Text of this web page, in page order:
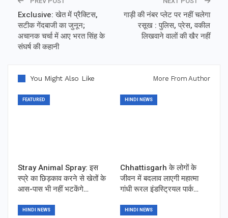
Exclusive: खेत में प्रैक्टिस,
सटीक गेंदबाजी का जुनून;
अचानक चर्चा में आए भरत सिंह के
संघर्ष की कहानी
गाड़ी की नंबर प्लेट पर नहीं चलेगा
रसूख : पुलिस, प्रेस, वकील
लिखवाने वालों की खैर नहीं
You Might Also Like More From Author
FEATURED
Stray Animal Spray: इस
स्प्रे का छिड़काव करने से खेतों के
आस-पास भी नहीं भटकेंगे…
HINDI NEWS
Chhattisgarh के लोगों के
जीवन में बदलाव लाएगी महात्मा
गांधी रूरल इंडस्ट्रियल पार्क…
HINDI NEWS HINDI NEWS